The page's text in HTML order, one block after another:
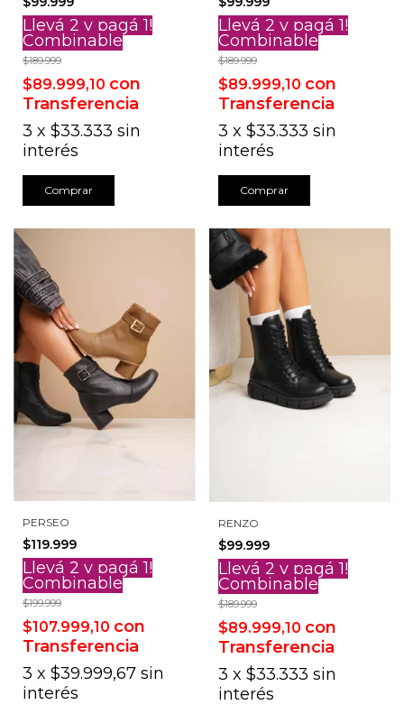
Llevá 2 y pagá 1!
Combinable
$189.999
$89.999,10 con
Transferencia
3 x $33.333 sin
interés
Comprar
Llevá 2 y pagá 1!
Combinable
$189.999
$89.999,10 con
Transferencia
3 x $33.333 sin
interés
Comprar
PERSEO
$119.999
Llevá 2 y pagá 1!
Combinable
$199.999
$107.999,10 con
Transferencia
3 x $39.999,67 sin
interés
RENZO
$99.999
Llevá 2 y pagá 1!
Combinable
$189.999
$89.999,10 con
Transferencia
3 x $33.333 sin
interés